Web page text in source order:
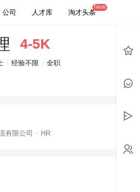
公司 人才库 淘才头条
New
4-5K
经验不限 全职
有限公司 HR